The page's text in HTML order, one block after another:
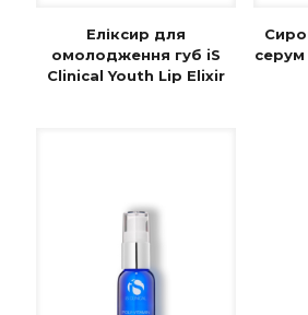
Еліксир для
омолодження губ iS
Clinical Youth Lip Elixir
серум